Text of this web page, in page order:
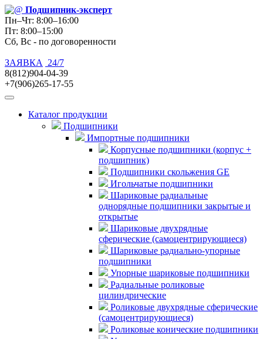
Подшипник-эксперт
Пн–Чт: 8:00–16:00
Пт: 8:00–15:00
Сб, Вс - по договоренности
ЗАЯВКА
24/7
8(812)904-04-39
+7(906)265-17-55
Каталог продукции
Подшипники
Импортные подшипники
Корпусные подшипники (корпус +
подшипник)
Подшипники скольжения GE
Игольчатые подшипники
Шариковые радиальные
однорядные подшипники закрытые и
открытые
Шариковые двухрядные
сферические (самоцентрирующиеся)
Шариковые радиально-упорные
подшипники
Упорные шариковые подшипники
Радиальные роликовые
цилиндрические
Роликовые двухрядные сферические
(самоцентрирующиеся)
Роликовые конические подшипники